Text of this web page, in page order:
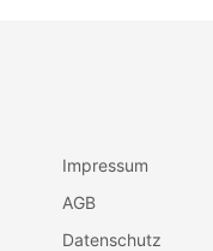
Impressum
AGB
Datenschutz